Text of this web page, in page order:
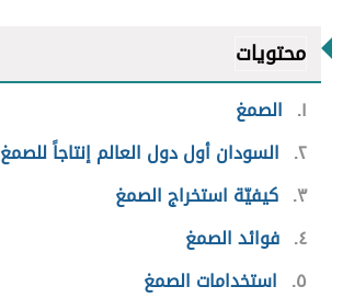
محتويات
١
الصمغ
٢ السودان أول دول العالم إنتاجاً للصمغ
٣ كيفيّة استخراج الصمغ
٤ فوائد الصمغ
٥
استخدامات الصمغ